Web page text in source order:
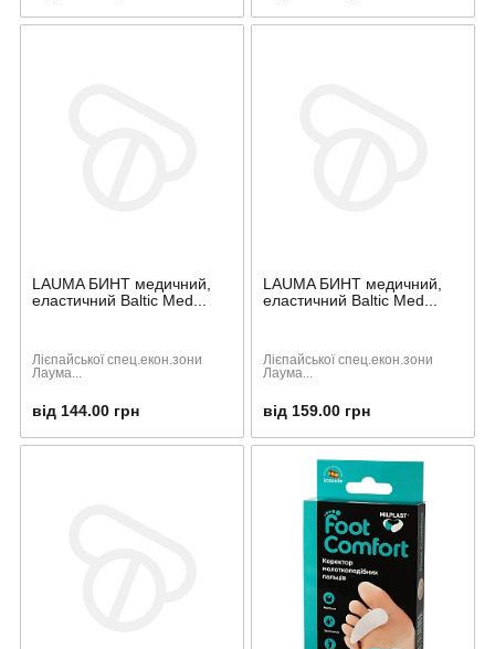
LAUMA БИНТ медичний,
еластичний Baltic Med...
Лієпайської спец.екон.зони
Лаума...
від 144.00 грн
LAUMA БИНТ медичний,
еластичний Baltic Med...
Лієпайської спец.екон.зони
Лаума...
від 159.00 грн